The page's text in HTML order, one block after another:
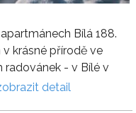
Bílá 188.
krásné přírodě ve
radovánek - v Bílé v
detail